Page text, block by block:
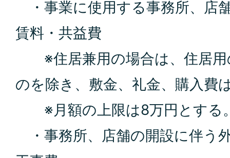
・事業に使用する事務所、店
賃料・共益費
※住居兼用の場合は、住居用
のを除き、敷金、礼金、購入費
※月額の上限は8万円とする
・事務所、店舗の開設に伴う